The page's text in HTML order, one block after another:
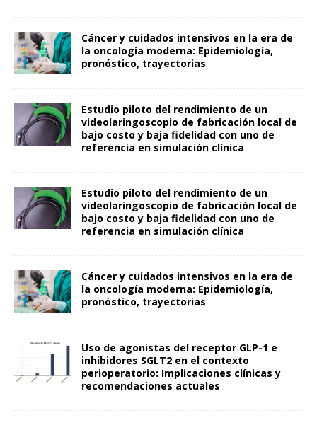
Cáncer y cuidados intensivos en la era de
la oncología moderna: Epidemiología,
pronóstico, trayectorias
Estudio piloto del rendimiento de un
videolaringoscopio de fabricación local de
bajo costo y baja fidelidad con uno de
referencia en simulación clínica
Estudio piloto del rendimiento de un
videolaringoscopio de fabricación local de
bajo costo y baja fidelidad con uno de
referencia en simulación clínica
Cáncer y cuidados intensivos en la era de
la oncología moderna: Epidemiología,
pronóstico, trayectorias
Uso de agonistas del receptor GLP-1 e
inhibidores SGLT2 en el contexto
perioperatorio: Implicaciones clínicas y
recomendaciones actuales